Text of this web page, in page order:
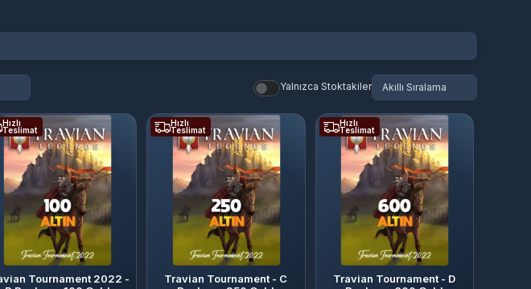
Yalnızca Stoktakiler
Hızlı
Teslimat
Tournament 2022 -
Hızlı
Teslimat
Travian Tournament - C
Hızlı
Teslimat
Travian Tournament - D